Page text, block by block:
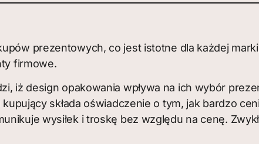
prezentowych, co jest istotne dla każdej
firmowe.
iż design opakowania wpływa na ich wybór
składa oświadczenie o tym, jak bardzo
wysiłek i troskę bez względu na cenę.